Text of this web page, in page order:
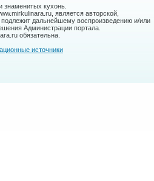
кухонь.
является авторской,
дальнейшему воспроизведению и/или
Администрации портала.
обязательна.
источники